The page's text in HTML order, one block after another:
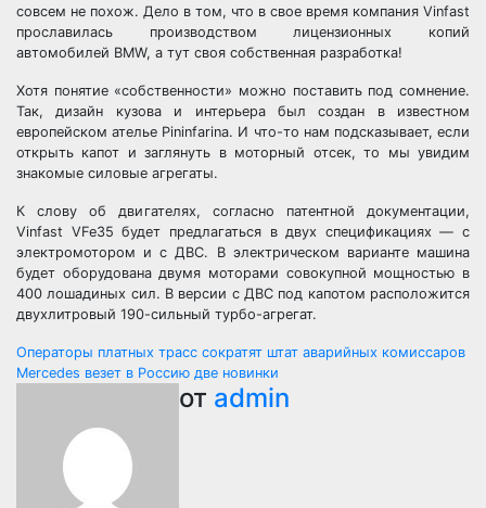
совсем не похож. Дело в том, что в свое время компания Vinfast
прославилась производством лицензионных копий
автомобилей BMW, а тут своя собственная разработка!
Хотя понятие «собственности» можно поставить под сомнение.
Так, дизайн кузова и интерьера был создан в известном
европейском ателье Pininfarina. И что-то нам подсказывает, если
открыть капот и заглянуть в моторный отсек, то мы увидим
знакомые силовые агрегаты.
К слову об двигателях, согласно патентной документации,
Vinfast VFe35 будет предлагаться в двух спецификациях — с
электромотором и с ДВС. В электрическом варианте машина
будет оборудована двумя моторами совокупной мощностью в
400 лошадиных сил. В версии с ДВС под капотом расположится
двухлитровый 190-сильный турбо-агрегат.
Навигация
записям
Операторы платных трасс сократят штат аварийных комиссаров
Mercedes везет в Россию две новинки
от admin